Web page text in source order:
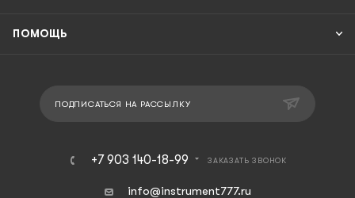
ПОМОЩЬ
ПОДПИСАТЬСЯ НА РАССЫЛКУ
+7 903 140-18-99 ЗАКАЗАТЬ ЗВОНОК
info@instrument777.ru